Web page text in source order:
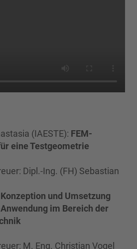
(IAESTE): FEM-
eine Testgeometrie
Dipl.-Ing. (FH) Sebastian
Konzeption und Umsetzung
im Bereich der
M. Eng. Christian Vogel